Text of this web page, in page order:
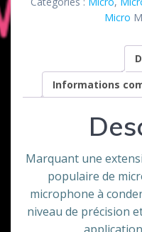
Samson
Micro
Informations
Marquant une
populaire de
microphone à
niveau de précision